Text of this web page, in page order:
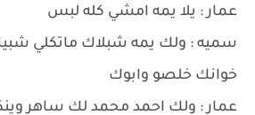
عمار : يلا يمه امشي كله لبس
سميه : ولك يمه شبلاك ماتكلي
خوانك خلصو وابوك
عمار : ولك احمد محمد لك ساهر